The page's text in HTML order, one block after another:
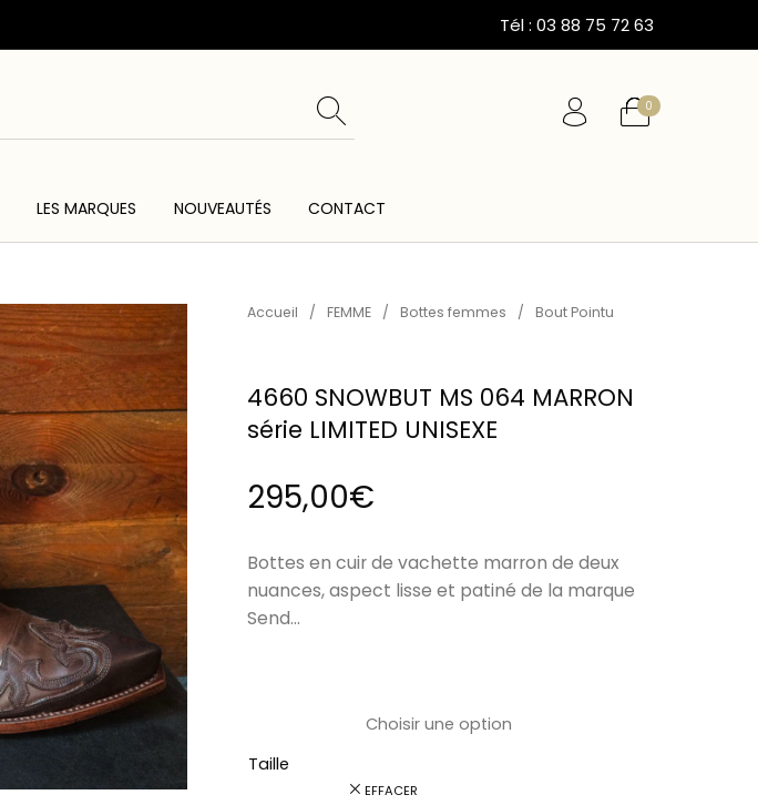
Tél : 03 88 75 72 63
0
LES MARQUES NOUVEAUTÉS CONTACT
Accueil / FEMME / Bottes femmes / Bout Pointu
4660 SNOWBUT MS 064 MARRON
série LIMITED UNISEXE
295,00€
Bottes en cuir de vachette marron de deux
nuances, aspect lisse et patiné de la marque
Send…
Taille
EFFACER